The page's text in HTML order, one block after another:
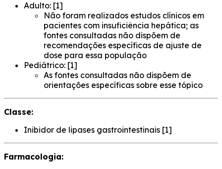
Adulto: [1]
Não foram realizados estudos clínicos em
pacientes com insuficiência hepática; as
fontes consultadas não dispõem de
recomendações específicas de ajuste de
dose para essa população
Pediátrico: [1]
As fontes consultadas não dispõem de
orientações específicas sobre esse tópico
Classe:
Inibidor de lipases gastrointestinais [1]
Farmacologia: